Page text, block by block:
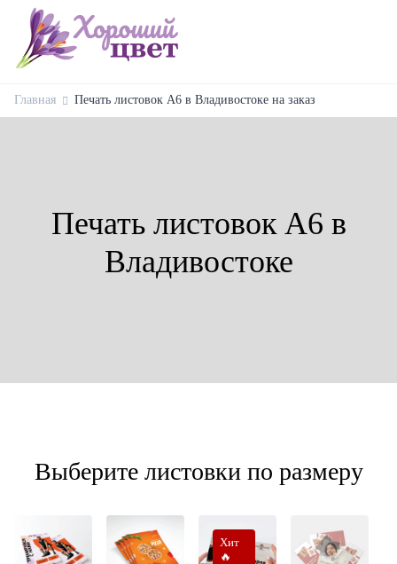
Главная Печать листовок А6 в Владивостоке на заказ
Печать листовок А6 в
Владивостоке
Выберите листовки по размеру
Хит
🔥